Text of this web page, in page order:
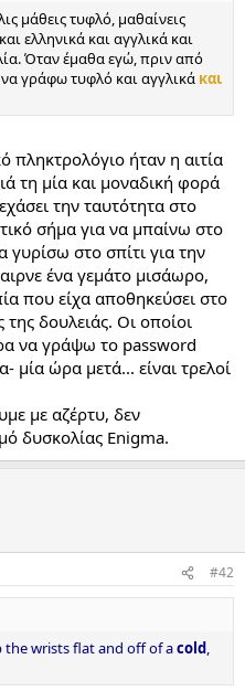
μάθεις τυφλό, μαθαίνεις
ελληνικά και αγγλικά και
Όταν έμαθα εγώ, πριν από
γράφω τυφλό και αγγλικά και
πληκτρολόγιο ήταν η αιτία
τη μία και μοναδική φορά
την ταυτότητα στο
σήμα για να μπαίνω στο
γυρίσω στο σπίτι για την
ένα γεμάτο μισάωρο,
που είχα αποθηκεύσει στο
δουλειάς. Οι οποίοι
να γράψω το password
μία ώρα μετά... είναι τρελοί
με αζέρτυ, δεν
δυσκολίας Enigma.
#42
the wrists flat and off of acold,